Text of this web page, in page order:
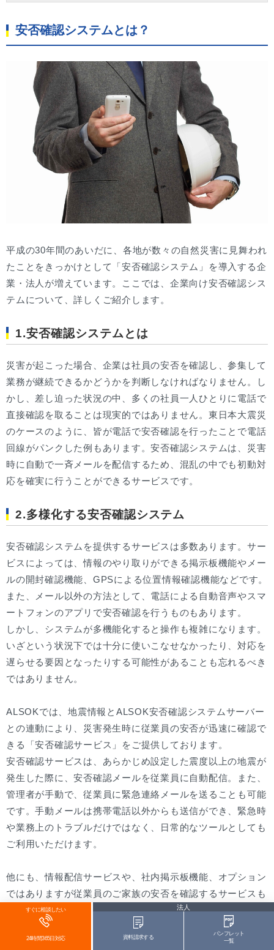
安否確認システムとは？
平成の30年間のあいだに、各地が数々の自然災害に見舞われ
たことをきっかけとして「安否確認システム」を導入する企
業・法人が増えています。ここでは、企業向け安否確認シス
テムについて、詳しくご紹介します。
1.安否確認システムとは
災害が起こった場合、企業は社員の安否を確認し、参集して
業務が継続できるかどうかを判断しなければなりません。し
かし、差し迫った状況の中、多くの社員一人ひとりに電話で
直接確認を取ることは現実的ではありません。東日本大震災
のケースのように、皆が電話で安否確認を行ったことで電話
回線がパンクした例もあります。安否確認システムは、災害
時に自動で一斉メールを配信するため、混乱の中でも初動対
応を確実に行うことができるサービスです。
2.多様化する安否確認システム
安否確認システムを提供するサービスは多数あります。サー
ビスによっては、情報のやり取りができる掲示板機能やメー
ルの開封確認機能、GPSによる位置情報確認機能などです。
また、メール以外の方法として、電話による自動音声やスマ
ートフォンのアプリで安否確認を行うものもあります。
しかし、システムが多機能化すると操作も複雑になります。
いざという状況下では十分に使いこなせなかったり、対応を
遅らせる要因となったりする可能性があることも忘れるべき
ではありません。
ALSOKでは、地震情報とALSOK安否確認システムサーバー
との連動により、災害発生時に従業員の安否が迅速に確認で
きる「安否確認サービス」をご提供しております。
安否確認サービスは、あらかじめ設定した震度以上の地震が
発生した際に、安否確認メールを従業員に自動配信。また、
管理者が手動で、従業員に緊急連絡メールを送ることも可能
です。手動メールは携帯電話以外からも送信ができ、緊急時
や業務上のトラブルだけではなく、日常的なツールとしても
ご利用いただけます。
他にも、情報配信サービスや、社内掲示板機能、オプション
ではありますが従業員のご家族の安否を確認するサービスも
ご用意しております。
すぐに相談したい
24時間365日対応
法人
資料請求する
パンフレット
一覧